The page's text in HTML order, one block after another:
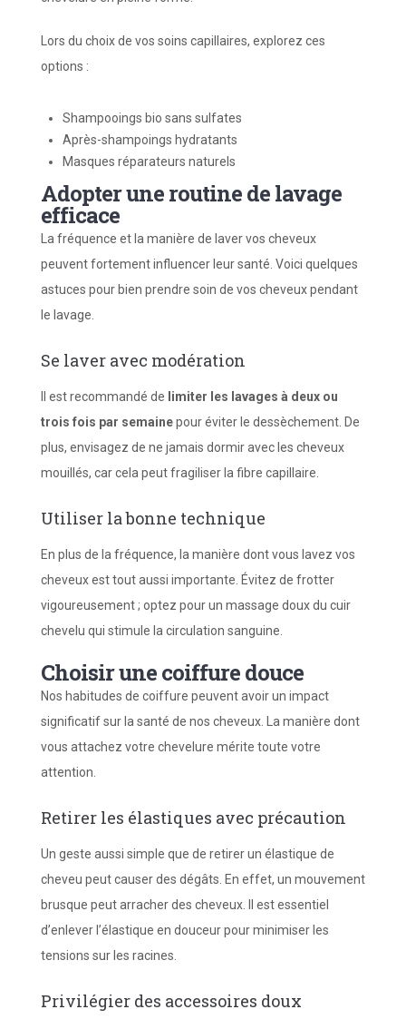
Lors du choix de vos soins capillaires, explorez ces
options :
Shampooings bio sans sulfates
Après-shampoings hydratants
Masques réparateurs naturels
Adopter une routine de lavage
efficace
La fréquence et la manière de laver vos cheveux
peuvent fortement influencer leur santé. Voici quelques
astuces pour bien prendre soin de vos cheveux pendant
le lavage.
Se laver avec modération
Il est recommandé de limiter les lavages à deux ou
trois fois par semainepour éviter le dessèchement. De
plus, envisagez de ne jamais dormir avec les cheveux
mouillés, car cela peut fragiliser la fibre capillaire.
Utiliser la bonne technique
En plus de la fréquence, la manière dont vous lavez vos
cheveux est tout aussi importante. Évitez de frotter
vigoureusement ; optez pour un massage doux du cuir
chevelu qui stimule la circulation sanguine.
Choisir une coiffure douce
Nos habitudes de coiffure peuvent avoir un impact
significatif sur la santé de nos cheveux. La manière dont
vous attachez votre chevelure mérite toute votre
attention.
Retirer les élastiques avec précaution
Un geste aussi simple que de retirer un élastique de
cheveu peut causer des dégâts. En effet, un mouvement
brusque peut arracher des cheveux. Il est essentiel
d’enlever l’élastique en douceur pour minimiser les
tensions sur les racines.
Privilégier des accessoires doux